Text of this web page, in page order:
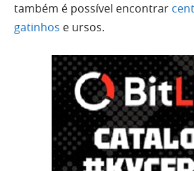
também é possível encontrar
gatinhos e ursos.